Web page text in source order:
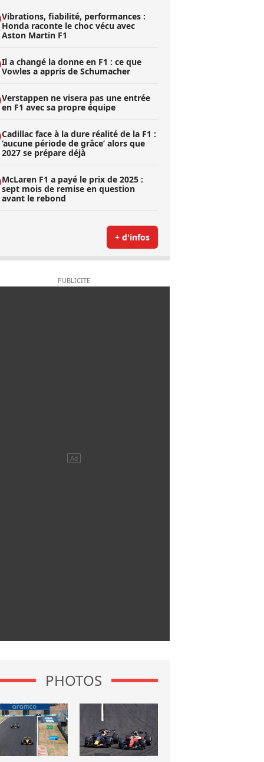
Vibrations, fiabilité, performances :
Honda raconte le choc vécu avec
Aston Martin F1
Il a changé la donne en F1 : ce que
Vowles a appris de Schumacher
Verstappen ne visera pas une entrée
en F1 avec sa propre équipe
Cadillac face à la dure réalité de la F1 :
’aucune période de grâce’ alors que
2027 se prépare déjà
McLaren F1 a payé le prix de 2025 :
sept mois de remise en question
avant le rebond
+ d'infos
PHOTOS